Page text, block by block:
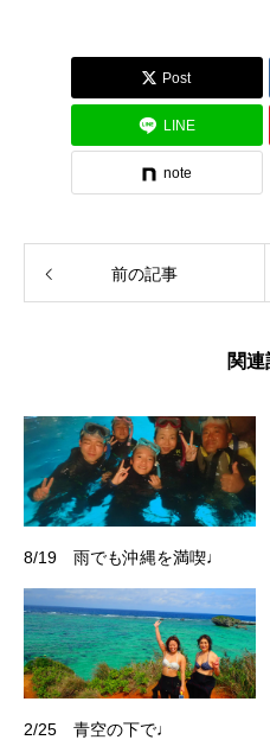
Post
LINE
note
前の記事
関
8/19 雨でも沖縄を満喫♩
2/25 青空の下で♩